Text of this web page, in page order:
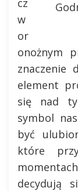
cz
w
or
onożnym
znaczenie
element
się nad
symbol
być
które
decydują